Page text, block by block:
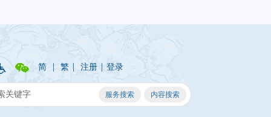
简 | 繁 | 注册 | 登录